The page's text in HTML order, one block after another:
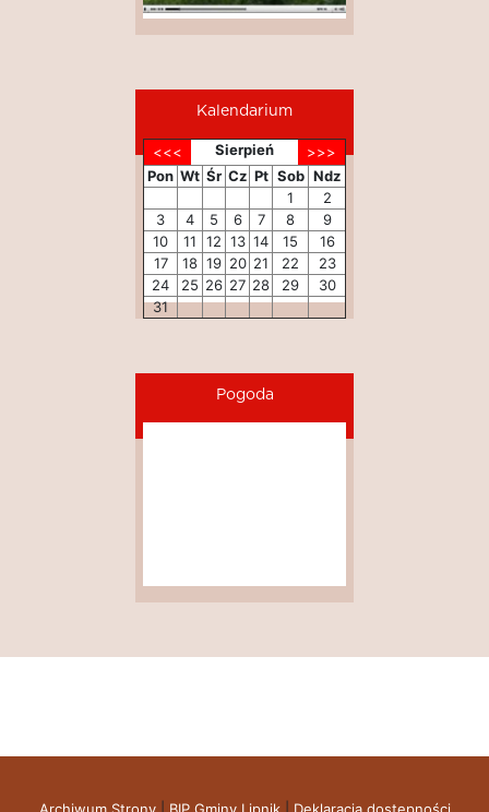
Kalendarium
Sierpień
Pon Wt Śr Cz Pt Sob Ndz
1
2
3
4 5 6 7 8
9
10
11 12 13 14 15
16
17
18 19 20 21 22
23
24
25 26 27 28 29
30
31
Pogoda